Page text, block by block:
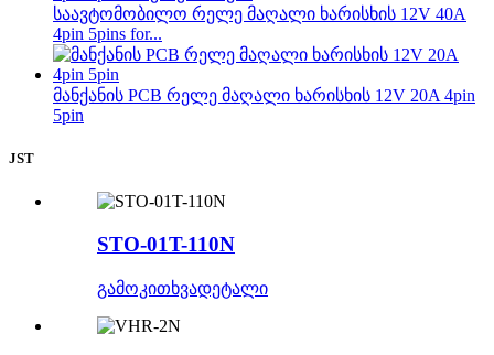
საავტომობილო რელე მაღალი ხარისხის 12V 40A
4pin 5pins for...
მანქანის PCB რელე მაღალი ხარისხის 12V 20A 4pin
5pin
JST
STO-01T-110N
გამოკითხვადეტალი